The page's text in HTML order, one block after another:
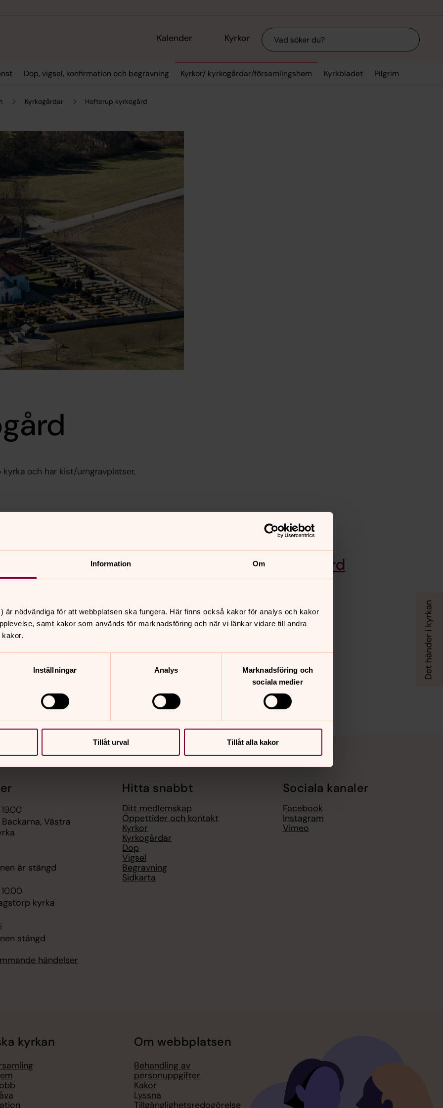
Information Om
är nödvändiga för att webbplatsen ska fungera. Här finns också kakor för analys och kakor
samt kakor som används för marknadsföring och när vi länkar vidare till andra
Inställningar Analys
Marknadsföring och
sociala medier
Tillåt urval Tillåt alla kakor
Kalender Kyrkor Sök
Dop, vigsel, konfirmation och begravning Kyrkor/ kyrkogårdar/församlingshem Kyrkbladet Pilgrim
Kyrkogårdar Hofterup kyrkogård
och har kist/urngravplatser,
kyrkogård Urnlund Hofterup kyrkogård
Minneslund Hofterup kyrkogård
Västra
är stängd
kyrka
stängd
händelser
Hitta snabbt
Ditt medlemskap
Öppettider och kontakt
Kyrkor
Kyrkogårdar
Dop
Vigsel
Begravning
Sidkarta
Sociala kanaler
Facebook
Instagram
Vimeo
kyrkan Om webbplatsen
Behandling av
personuppgifter
Kakor
Lyssna
Tillgänglighetsredogörelse